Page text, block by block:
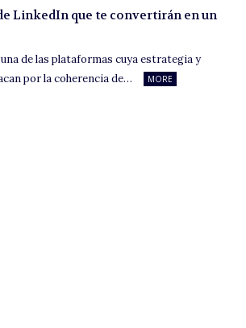
LinkedIn que te convertirán en un
de las plataformas cuya estrategia y
por la coherencia de…
MORE